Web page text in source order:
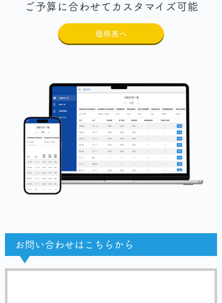
ご予算に合わせてカスタマイズ可能
価格表へ
お問い合わせはこちらから